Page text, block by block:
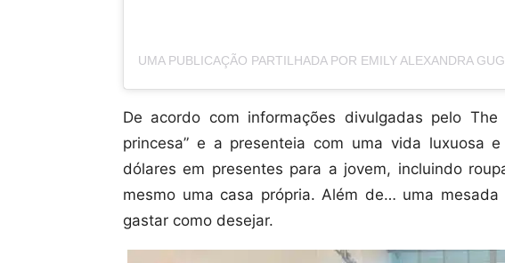
De acordo com informações divulgadas pelo
princesa” e a presenteia com uma vida luxuosa
dólares em presentes para a jovem, incluindo
mesmo uma casa própria. Além de… uma
gastar como desejar.